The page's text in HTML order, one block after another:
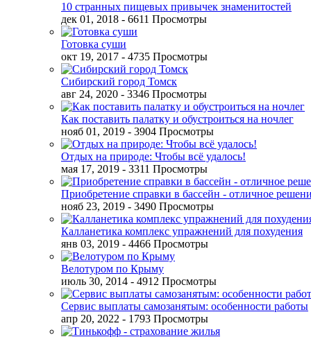
10 странных пищевых привычек знаменитостей
дек 01, 2018 - 6611 Просмотры
Готовка суши
окт 19, 2017 - 4735 Просмотры
Сибирский город Томск
авг 24, 2020 - 3346 Просмотры
Как поставить палатку и обустроиться на ночлег
нояб 01, 2019 - 3904 Просмотры
Отдых на природе: Чтобы всё удалось!
мая 17, 2019 - 3311 Просмотры
Приобретение справки в бассейн - отличное
нояб 23, 2019 - 3490 Просмотры
Калланетика комплекс упражнений для похудения
янв 03, 2019 - 4466 Просмотры
Велотуром по Крыму
июль 30, 2014 - 4912 Просмотры
Сервис выплаты самозанятым: особенности работы
апр 20, 2022 - 1793 Просмотры